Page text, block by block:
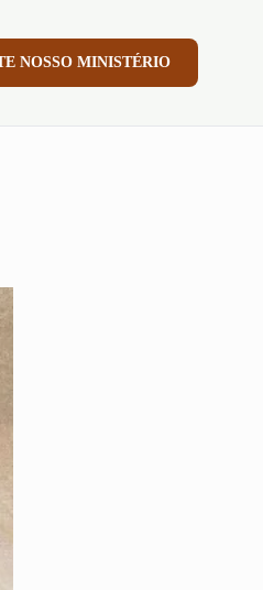
NOSSO MINISTÉRIO